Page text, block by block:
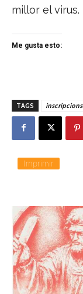
millor el virus.
Me gusta esto:
TAGS inscripcions
Imprimir